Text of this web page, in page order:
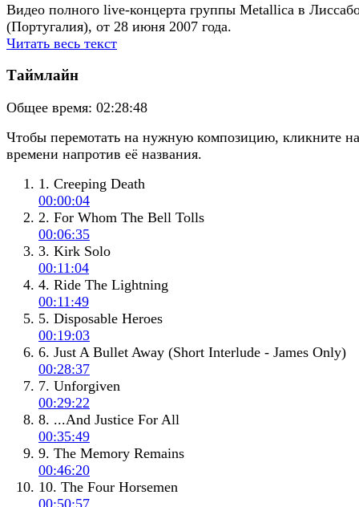
Видео полного live-концерта группы Metallica в
(Португалия), от 28 июня 2007 года.
Читать весь текст
Таймлайн
Общее время: 02:28:48
Чтобы перемотать на нужную композицию, кликните на
времени напротив её названия.
1. Creeping Death
00:00:04
2. For Whom The Bell Tolls
00:06:35
3. Kirk Solo
00:11:04
4. Ride The Lightning
00:11:49
5. Disposable Heroes
00:19:03
6. Just A Bullet Away (Short Interlude - James Only)
00:28:37
7. Unforgiven
00:29:22
8. ...And Justice For All
00:35:49
9. The Memory Remains
00:46:20
10. The Four Horsemen